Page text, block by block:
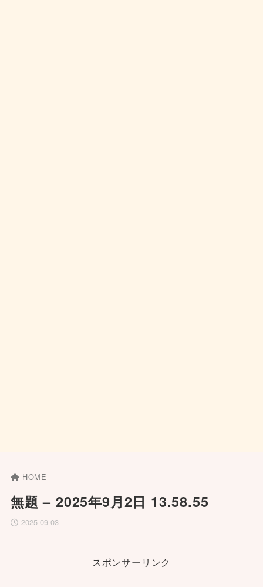
HOME
無題 – 2025年9月2日 13.58.55
2025-09-03
スポンサーリンク